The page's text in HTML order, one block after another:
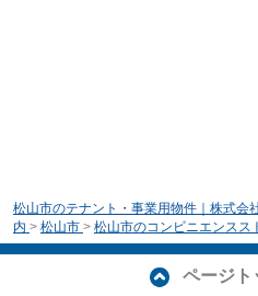
松山市のテナント・事業用物件｜株式会
内 > 松山市 > 松山市のコンビニエンスス
ページト